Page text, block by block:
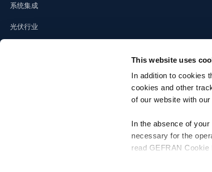
This website uses
In addition to cookies
cookies and other
of our website with
In the absence of
necessary for the
read GEFRAN
系统集成
光伏行业
Gefran SpA - Via Sebina, 74, 25050 Provaglio d'Iseo, Brescia - Italia
Tel. +39 030 9888 1 - P. IVA 03032420170 - Codice destinatario